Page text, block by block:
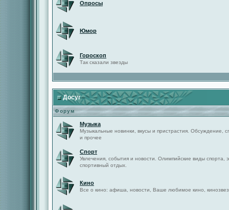
Опросы
Юмор
Гороскоп
Так сказали звезды
Досуг
Форум
Музыка
Музыкальные новинки, вкусы и пристрастия. Обсуждение,
и прочее
Спорт
Увлечения, события и новости. Олимпийские виды спорта,
спортивный отдых.
Кино
Все о кино: афиша, новости, Ваше любимое кино,